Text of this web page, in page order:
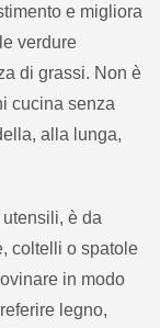
e migliora
verdure
di grassi. Non è
cucina senza
alla lunga,
è da
coltelli o spatole
in modo
legno,